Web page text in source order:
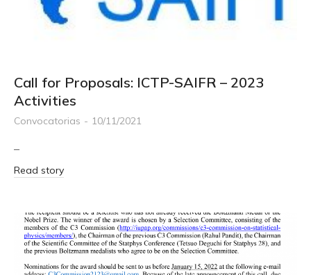
Call for Proposals: ICTP-SAIFR – 2023
Activities
Convocatorias 10/11/2021
–
Read story